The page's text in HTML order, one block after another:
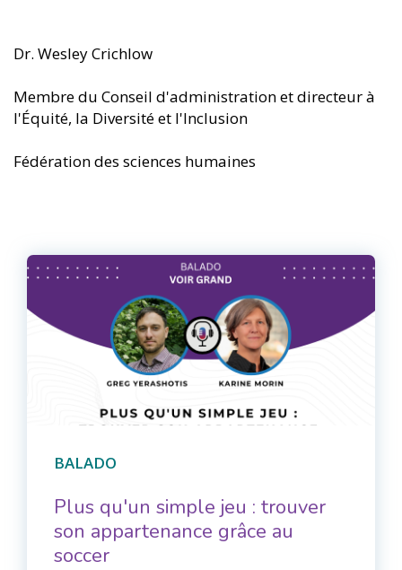
Dr. Wesley Crichlow
Membre du Conseil d'administration et directeur à
l'Équité, la Diversité et l'Inclusion
Fédération des sciences humaines
BALADO
Plus qu'un simple jeu : trouver
son appartenance grâce au
soccer